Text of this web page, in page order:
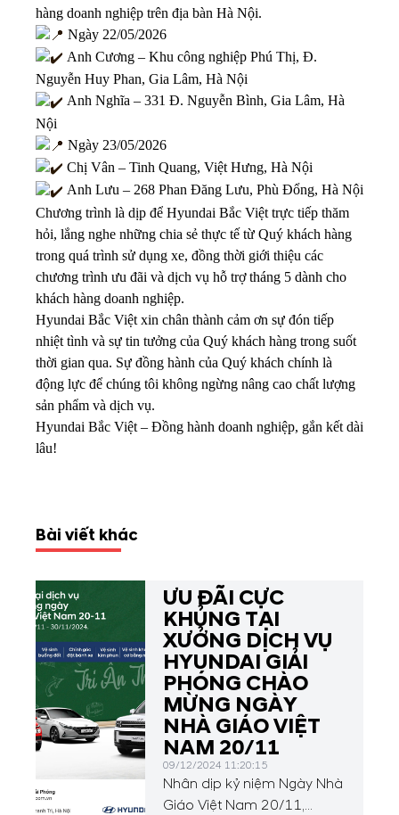
hàng doanh nghiệp trên địa bàn Hà Nội.
Ngày 22/05/2026
Anh Cương – Khu công nghiệp Phú Thị, Đ.
Nguyễn Huy Phan, Gia Lâm, Hà Nội
Anh Nghĩa – 331 Đ. Nguyễn Bình, Gia Lâm, Hà
Nội
Ngày 23/05/2026
Chị Vân – Tinh Quang, Việt Hưng, Hà Nội
Anh Lưu – 268 Phan Đăng Lưu, Phù Đổng, Hà Nội
Chương trình là dịp để Hyundai Bắc Việt trực tiếp thăm
hỏi, lắng nghe những chia sẻ thực tế từ Quý khách hàng
trong quá trình sử dụng xe, đồng thời giới thiệu các
chương trình ưu đãi và dịch vụ hỗ trợ tháng 5 dành cho
khách hàng doanh nghiệp.
Hyundai Bắc Việt xin chân thành cảm ơn sự đón tiếp
nhiệt tình và sự tin tưởng của Quý khách hàng trong suốt
thời gian qua. Sự đồng hành của Quý khách chính là
động lực để chúng tôi không ngừng nâng cao chất lượng
sản phẩm và dịch vụ.
Hyundai Bắc Việt – Đồng hành doanh nghiệp, gắn kết dài
lâu!
Bài viết khác
ƯU ĐÃI CỰC
KHỦNG TẠI
XƯỞNG DỊCH VỤ
HYUNDAI GIẢI
PHÓNG CHÀO
MỪNG NGÀY
NHÀ GIÁO VIỆT
NAM 20/11
09/12/2024 11:20:15
Nhân dịp kỷ niệm Ngày Nhà
Giáo Việt Nam 20/11,